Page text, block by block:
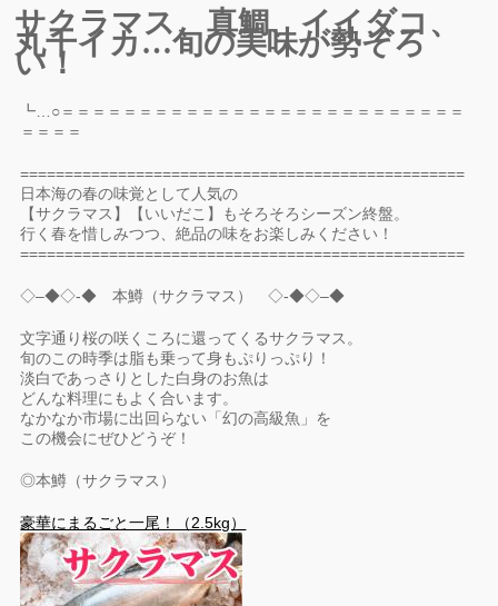
サクラマス、真鯛、イイダコ、
丸干イカ…旬の美味が勢ぞろ
い！
┗…○＝＝＝＝＝＝＝＝＝＝＝＝＝＝＝＝＝＝＝＝＝＝＝＝＝＝
＝＝＝＝
==================================================
日本海の春の味覚として人気の
【サクラマス】【いいだこ】もそろそろシーズン終盤。
行く春を惜しみつつ、絶品の味をお楽しみください！
==================================================
◇–◆◇-◆ 本鱒（サクラマス） ◇-◆◇–◆
文字通り桜の咲くころに還ってくるサクラマス。
旬のこの時季は脂も乗って身もぷりっぷり！
淡白であっさりとした白身のお魚は
どんな料理にもよく合います。
なかなか市場に出回らない「幻の高級魚」を
この機会にぜひどうぞ！
◎本鱒（サクラマス）
豪華にまるごと一尾！（2.5kg）